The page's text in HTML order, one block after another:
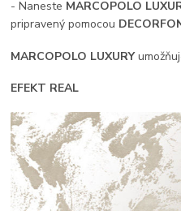
- Naneste MARCOPOLO
pripravený pomocou
MARCOPOLO LUXURY
EFEKT REAL